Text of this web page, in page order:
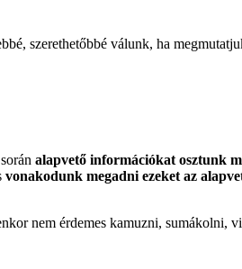
szerethetőbbé válunk, ha
alapvető információkat osztunk
vonakodunk megadni ezeket az
nem érdemes kamuzni, sumákolni,